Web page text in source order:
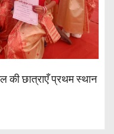
की छात्र‌ाएँ प्रथम स्थान